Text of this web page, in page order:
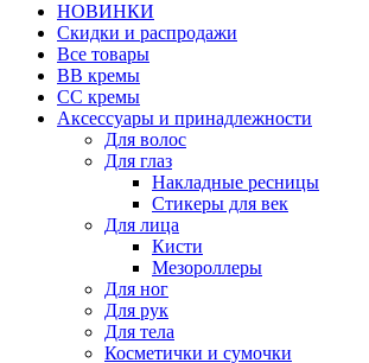
НОВИНКИ
Скидки и распродажи
Все товары
BB кремы
CC кремы
Аксессуары и принадлежности
Для волос
Для глаз
Накладные ресницы
Стикеры для век
Для лица
Кисти
Мезороллеры
Для ног
Для рук
Для тела
Косметички и сумочки